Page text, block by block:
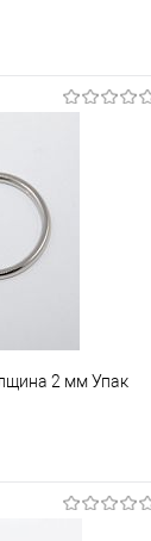
2 мм Упак